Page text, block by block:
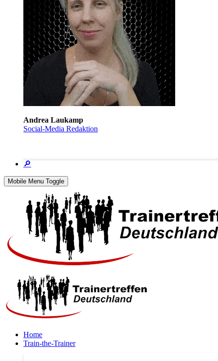
Andrea Laukamp
Social-Media Redaktion
🔎
Mobile Menu Toggle
Home
Train-the-Trainer